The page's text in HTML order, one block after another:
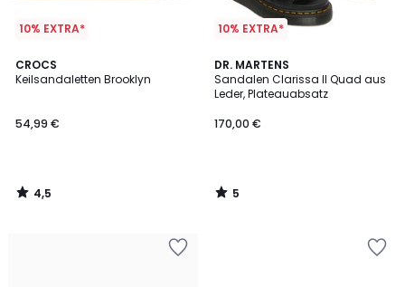
10% EXTRA*
CROCS
Keilsandaletten Brooklyn
54,99 €
4,5
/ 5
4,5
/
10% EXTRA*
DR. MARTENS
Sandalen Clarissa II Quad aus
Leder, Plateauabsatz
170,00 €
5
/
5
5
/